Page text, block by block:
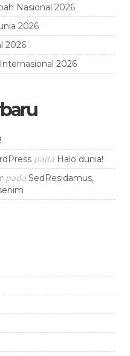
Nasional 2026
2026
2026
2026
pada Halo dunia!
pada SedResidamus,